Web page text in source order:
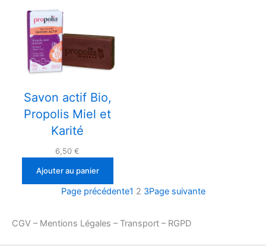
Savon actif Bio,
Propolis Miel et
Karité
6,50€
Ajouter au panier
Page précédente1 2 3Page suivante
CGV – Mentions Légales – Transport – RGPD